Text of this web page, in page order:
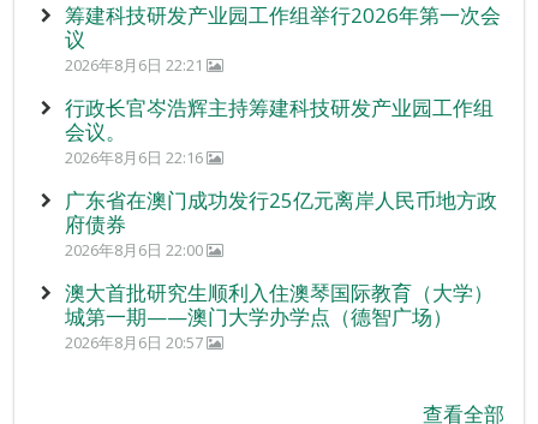
筹建科技研发产业园工作组举行2026年第一次会
议
2026年8月6日 22:21
行政长官岑浩辉主持筹建科技研发产业园工作组
会议。
2026年8月6日 22:16
广东省在澳门成功发行25亿元离岸人民币地方政
府债券
2026年8月6日 22:00
澳大首批研究生顺利入住澳琴国际教育（大学）
城第一期——澳门大学办学点（德智广场）
2026年8月6日 20:57
查看全部